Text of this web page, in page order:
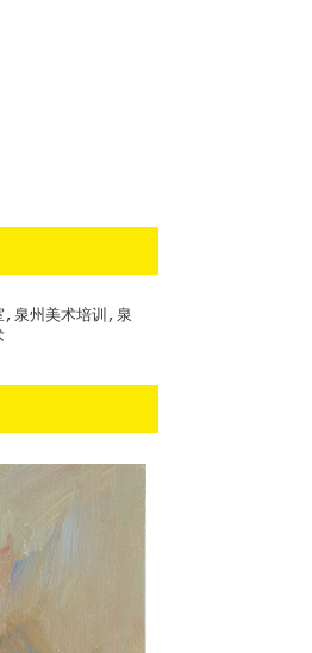
,泉州美术培训,泉